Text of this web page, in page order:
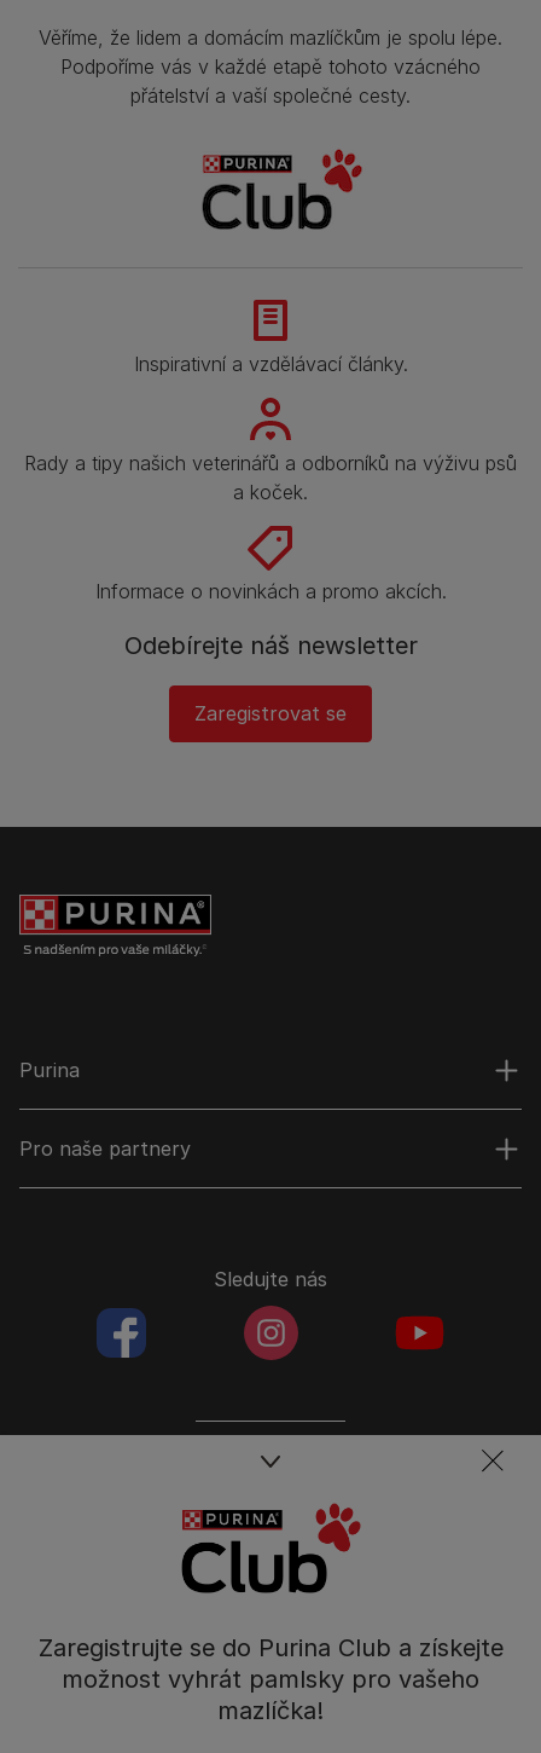
Věříme, že lidem a domácím mazlíčkům je spolu lépe.
Podpoříme vás v každé etapě tohoto vzácného
přátelství a vaší společné cesty.
Inspirativní a vzdělávací články.
Rady a tipy našich veterinářů a odborníků na výživu psů
a koček.
Informace o novinkách a promo akcích.
Odebírejte náš newsletter
Zaregistrovat se
Zaregistrujte se do Purina Club a získejte
možnost vyhrát pamlsky pro vašeho
mazlíčka!
Purina
Pro naše partnery
Spojte se s týmem péče o domácí mazlíčky
Tel.: 800 135 135
Mezi Vodami 2035/31,
Praha 4 - Modřany
Sledujte nás
facebookColoredinstagramColored